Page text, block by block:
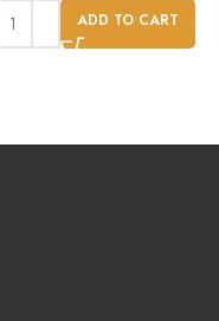
ADD TO CART